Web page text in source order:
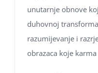
unutarnje obnove
duhovnoj
razumijevanje i
obrazaca koje